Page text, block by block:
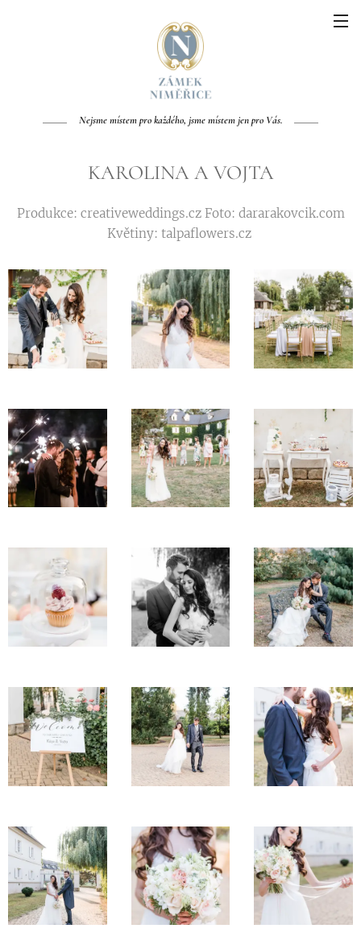
Nejsme místem pro každého, jsme místem jen pro Vás.
KAROLINA A VOJTA
Produkce: creativeweddings.cz Foto: dararakovcik.com
Květiny: talpaflowers.cz